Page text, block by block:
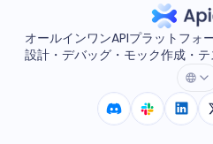
オールインワンAPIプラットフォ
設計・デバッグ・モック作成・